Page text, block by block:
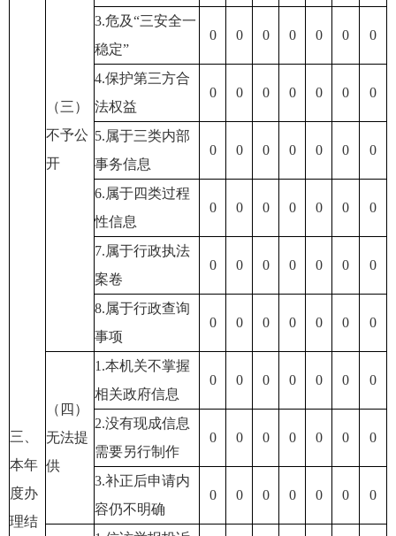
三、
本年
度办
理结
（三）
不予公
开
3.危及“三安全一
稳定”
0 0 0 0 0 0 0
4.保护第三方合
法权益
0 0 0 0 0 0 0
5.属于三类内部
事务信息
0 0 0 0 0 0 0
6.属于四类过程
性信息
0 0 0 0 0 0 0
7.属于行政执法
案卷
0 0 0 0 0 0 0
8.属于行政查询
事项
0 0 0 0 0 0 0
（四）
无法提
供
1.本机关不掌握
相关政府信息
0 0 0 0 0 0 0
2.没有现成信息
需要另行制作
0 0 0 0 0 0 0
3.补正后申请内
容仍不明确
0 0 0 0 0 0 0